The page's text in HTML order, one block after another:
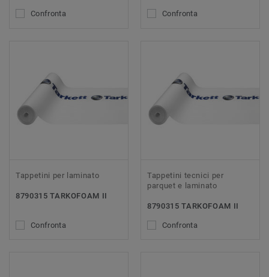
Confronta Confronta
Tappetini per laminato
8790315 TARKOFOAM II
Confronta
Tappetini tecnici per
parquet e laminato
8790315 TARKOFOAM II
Confronta